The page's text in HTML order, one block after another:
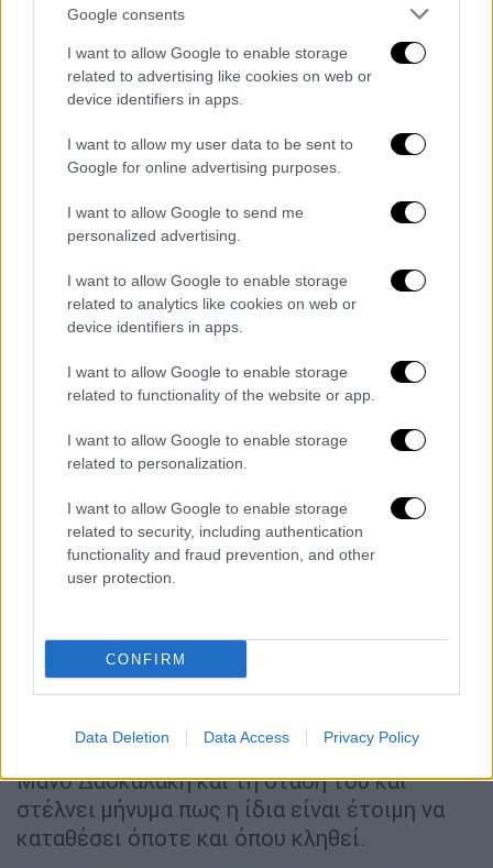
Google consents
I want to allow Google to enable storage
related to advertising like cookies on web or
device identifiers in apps.
I want to allow my user data to be sent to
Google for online advertising purposes.
I want to allow Google to send me
personalized advertising.
I want to allow Google to enable storage
related to analytics like cookies on web or
device identifiers in apps.
I want to allow Google to enable storage
related to functionality of the website or app.
I want to allow Google to enable storage
related to personalization.
I want to allow Google to enable storage
related to security, including authentication
functionality and fraud prevention, and other
user protection.
CONFIRM
Data Deletion Data Access Privacy Policy
στοιχεία που υπάρχουν δεν αμφισβητούνται
και δείχνουν την ενοχή της άλλοτε γυναίκας
του. Για τη Μαλένα και την Ίριδα όμως, είπε
πως όσο δεν ανακοινώνονται τα νέα
στοιχεία, ο ίδιος
δεν είναι σε θέση να
κατηγορήσεικανέναν.
Αντίδραση της οικογένειας
Πισπιρίγκου
Πληροφορίες για την κατάθεση που έδωσε ο
Μάνος Δασκαλάκης ζήτησε τόσο η
όσο και οι
της, που ετοιμάζονται να δώσουν
καταθέσεις.
Δήμητρα Πισπιρίγκου
τονίζει στο Mega
πως δεν θέλει να πει το παραμικρό για τον
Μάνο Δασκαλάκη και τη στάση του και
στέλνει μήνυμα πως η ίδια είναι έτοιμη να
καταθέσει όποτε και όπου κληθεί.